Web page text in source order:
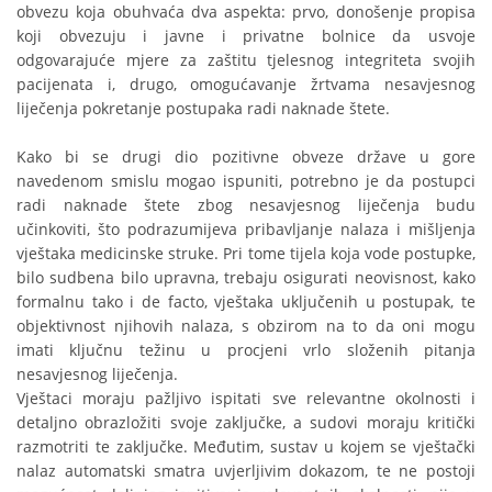
obvezu koja obuhvaća dva aspekta: prvo, donošenje propisa
koji obvezuju i javne i privatne bolnice da usvoje
odgovarajuće mjere za zaštitu tjelesnog integriteta svojih
pacijenata i, drugo, omogućavanje žrtvama nesavjesnog
liječenja pokretanje postupaka radi naknade štete.
Kako bi se drugi dio pozitivne obveze države u gore
navedenom smislu mogao ispuniti, potrebno je da postupci
radi naknade štete zbog nesavjesnog liječenja budu
učinkoviti, što podrazumijeva pribavljanje nalaza i mišljenja
vještaka medicinske struke. Pri tome tijela koja vode postupke,
bilo sudbena bilo upravna, trebaju osigurati neovisnost, kako
formalnu tako i de facto, vještaka uključenih u postupak, te
objektivnost njihovih nalaza, s obzirom na to da oni mogu
imati ključnu težinu u procjeni vrlo složenih pitanja
nesavjesnog liječenja.
Vještaci moraju pažljivo ispitati sve relevantne okolnosti i
detaljno obrazložiti svoje zaključke, a sudovi moraju kritički
razmotriti te zaključke. Međutim, sustav u kojem se vještački
nalaz automatski smatra uvjerljivim dokazom, te ne postoji